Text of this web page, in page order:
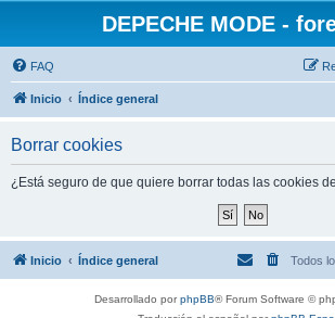
DEPECHE MODE -
FAQ
Inicio Índice general
Borrar cookies
¿Está seguro de que quiere borrar todas las cookies
Inicio Índice general Todos
Desarrollado porphpBB® Forum Software ©